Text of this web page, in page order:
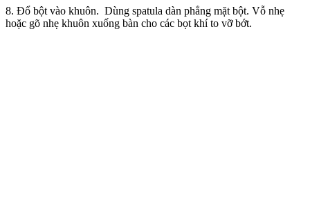
8. Đổ bột vào khuôn. Dùng spatula dàn phẳng mặt bột. Vỗ nhẹ
hoặc gõ nhẹ khuôn xuống bàn cho các bọt khí to vỡ bớt.